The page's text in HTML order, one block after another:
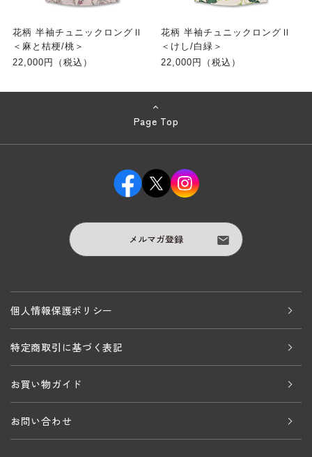
花柄 半袖チュニックロングⅡ
＜麻と桔梗/桃＞
22,000円（税込）
花柄 半袖チュニックロングⅡ
＜けし/白緑＞
22,000円（税込）
Page Top
メルマガ登録
個人情報保護ポリシー
特定商取引に基づく表記
お買い物ガイド
お問い合わせ